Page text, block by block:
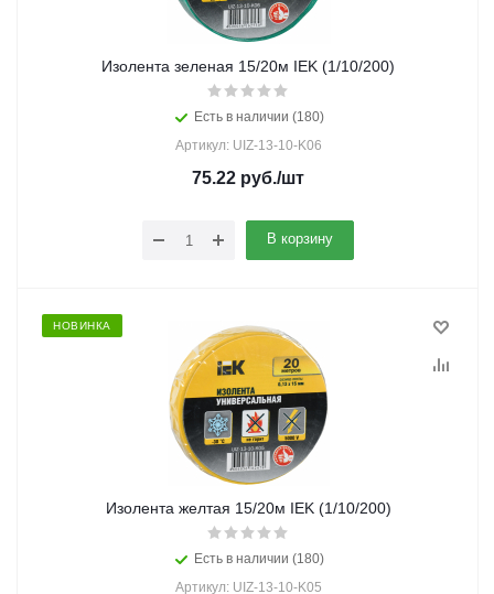
Изолента зеленая 15/20м IEK (1/10/200)
Есть в наличии (180)
Артикул: UIZ-13-10-K06
75.22 руб./шт
В корзину
НОВИНКА
Изолента желтая 15/20м IEK (1/10/200)
Есть в наличии (180)
Артикул: UIZ-13-10-K05